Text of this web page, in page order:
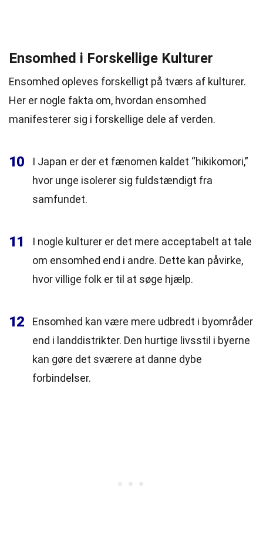
Ensomhed i Forskellige Kulturer
Ensomhed opleves forskelligt på tværs af kulturer.
Her er nogle fakta om, hvordan ensomhed
manifesterer sig i forskellige dele af verden.
10
I Japan er der et fænomen kaldet “hikikomori,”
hvor unge isolerer sig fuldstændigt fra
samfundet.
11
I nogle kulturer er det mere acceptabelt at tale
om ensomhed end i andre. Dette kan påvirke,
hvor villige folk er til at søge hjælp.
12
Ensomhed kan være mere udbredt i byområder
end i landdistrikter. Den hurtige livsstil i byerne
kan gøre det sværere at danne dybe
forbindelser.